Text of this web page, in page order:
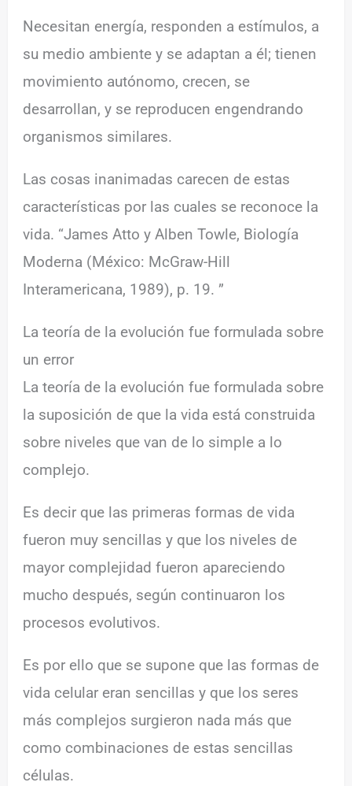
Necesitan energía, responden a estímulos, a
su medio ambiente y se adaptan a él; tienen
movimiento autónomo, crecen, se
desarrollan, y se reproducen engendrando
organismos similares.
Las cosas inanimadas carecen de estas
características por las cuales se reconoce la
vida. “James Atto y Alben Towle, Biología
Moderna (México: McGraw-Hill
Interamericana, 1989), p. 19. ”
La teoría de la evolución fue formulada sobre
un error
La teoría de la evolución fue formulada sobre
la suposición de que la vida está construida
sobre niveles que van de lo simple a lo
complejo.
Es decir que las primeras formas de vida
fueron muy sencillas y que los niveles de
mayor complejidad fueron apareciendo
mucho después, según continuaron los
procesos evolutivos.
Es por ello que se supone que las formas de
vida celular eran sencillas y que los seres
más complejos surgieron nada más que
como combinaciones de estas sencillas
células.